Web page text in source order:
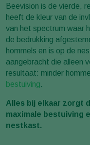
Beevision is de vierde,
heeft de kleur van de
van het spectrum waar
de bedrukking
hommels en is op de
aangebracht die alleen
resultaat: minder
bestuiving.
Alles bij elkaar zorgt
maximale bestuiving
nestkast.